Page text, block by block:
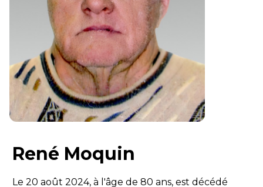
René Moquin
Le 20 août 2024, à l'âge de 80 ans, est décédé